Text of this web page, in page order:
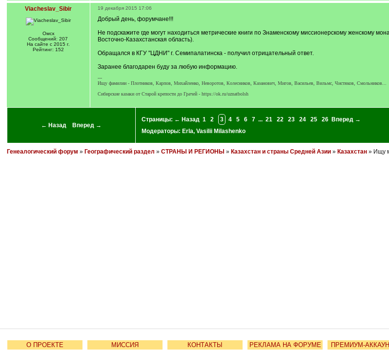
Viacheslav_Sibir
Омск
Сообщений: 207
На сайте с 2015 г.
Рейтинг: 152
19 декабря 2015 17:06
Добрый день, форумчане!!!
Не подскажите где могут находиться метрические книги по Знаменскому миссионерскому женскому
Восточно-Казахстанская область).
Обращался в КГУ "ЦДНИ" г. Семипалатинска - получил отрицательный ответ.
Заранее благодарен буду за любую информацию.
---
Ищу фамилии - Плотников, Карпов, Михайленко, Неворотов, Колесников, Казанович, Мигов, Васильев, Вильмс, Чистяков, Смольников...
Сибирские казаки от Старой крепости до Грачей - https://ok.ru/uznatbolsh
← Назад Вперед →
Страницы: ← Назад 1 2 3 4 5 6 7 ... 21 22 23 24 25 26
Вперед →
Модераторы: Erla, Vasilii Milashenko
Генеалогический форум » Географический раздел » СТРАНЫ И РЕГИОНЫ » Казахстан и страны Средней Азии» Казахстан» Ищу
О ПРОЕКТЕ МИССИЯ КОНТАКТЫ РЕКЛАМА НА ФОРУМЕ ПРЕМИУМ-